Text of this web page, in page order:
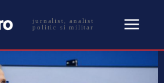
jurnalist, analist
politic si militar